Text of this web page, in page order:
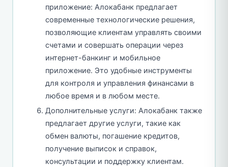
приложение: Алокабанк предлагает
современные технологические решения,
позволяющие клиентам управлять своими
счетами и совершать операции через
интернет-банкинг и мобильное
приложение. Это удобные инструменты
для контроля и управления финансами в
любое время и в любом месте.
Дополнительные услуги: Алокабанк также
предлагает другие услуги, такие как
обмен валюты, погашение кредитов,
получение выписок и справок,
консультации и поддержку клиентам.